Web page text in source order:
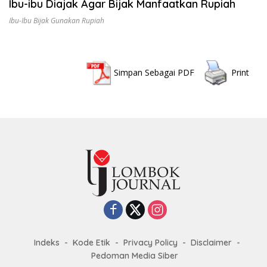
Ibu-ibu Diajak Agar Bijak Manfaatkan Rupiah
Ibu-Ibu Bijak Gunakan Rupiah
Simpan Sebagai PDF Print
Indeks Kode Etik Privacy Policy
Disclaimer
Pedoman Media Siber